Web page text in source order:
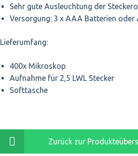
Sehr gute Ausleuchtung der
Versorgung: 3 x AAA Batterien oder
Lieferumfang:
400x Mikroskop
Aufnahme für 2,5 LWL Stecker
Softtasche
Zurück zur